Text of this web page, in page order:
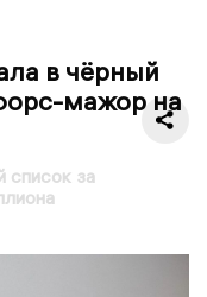
в чёрный
мажор на
список за